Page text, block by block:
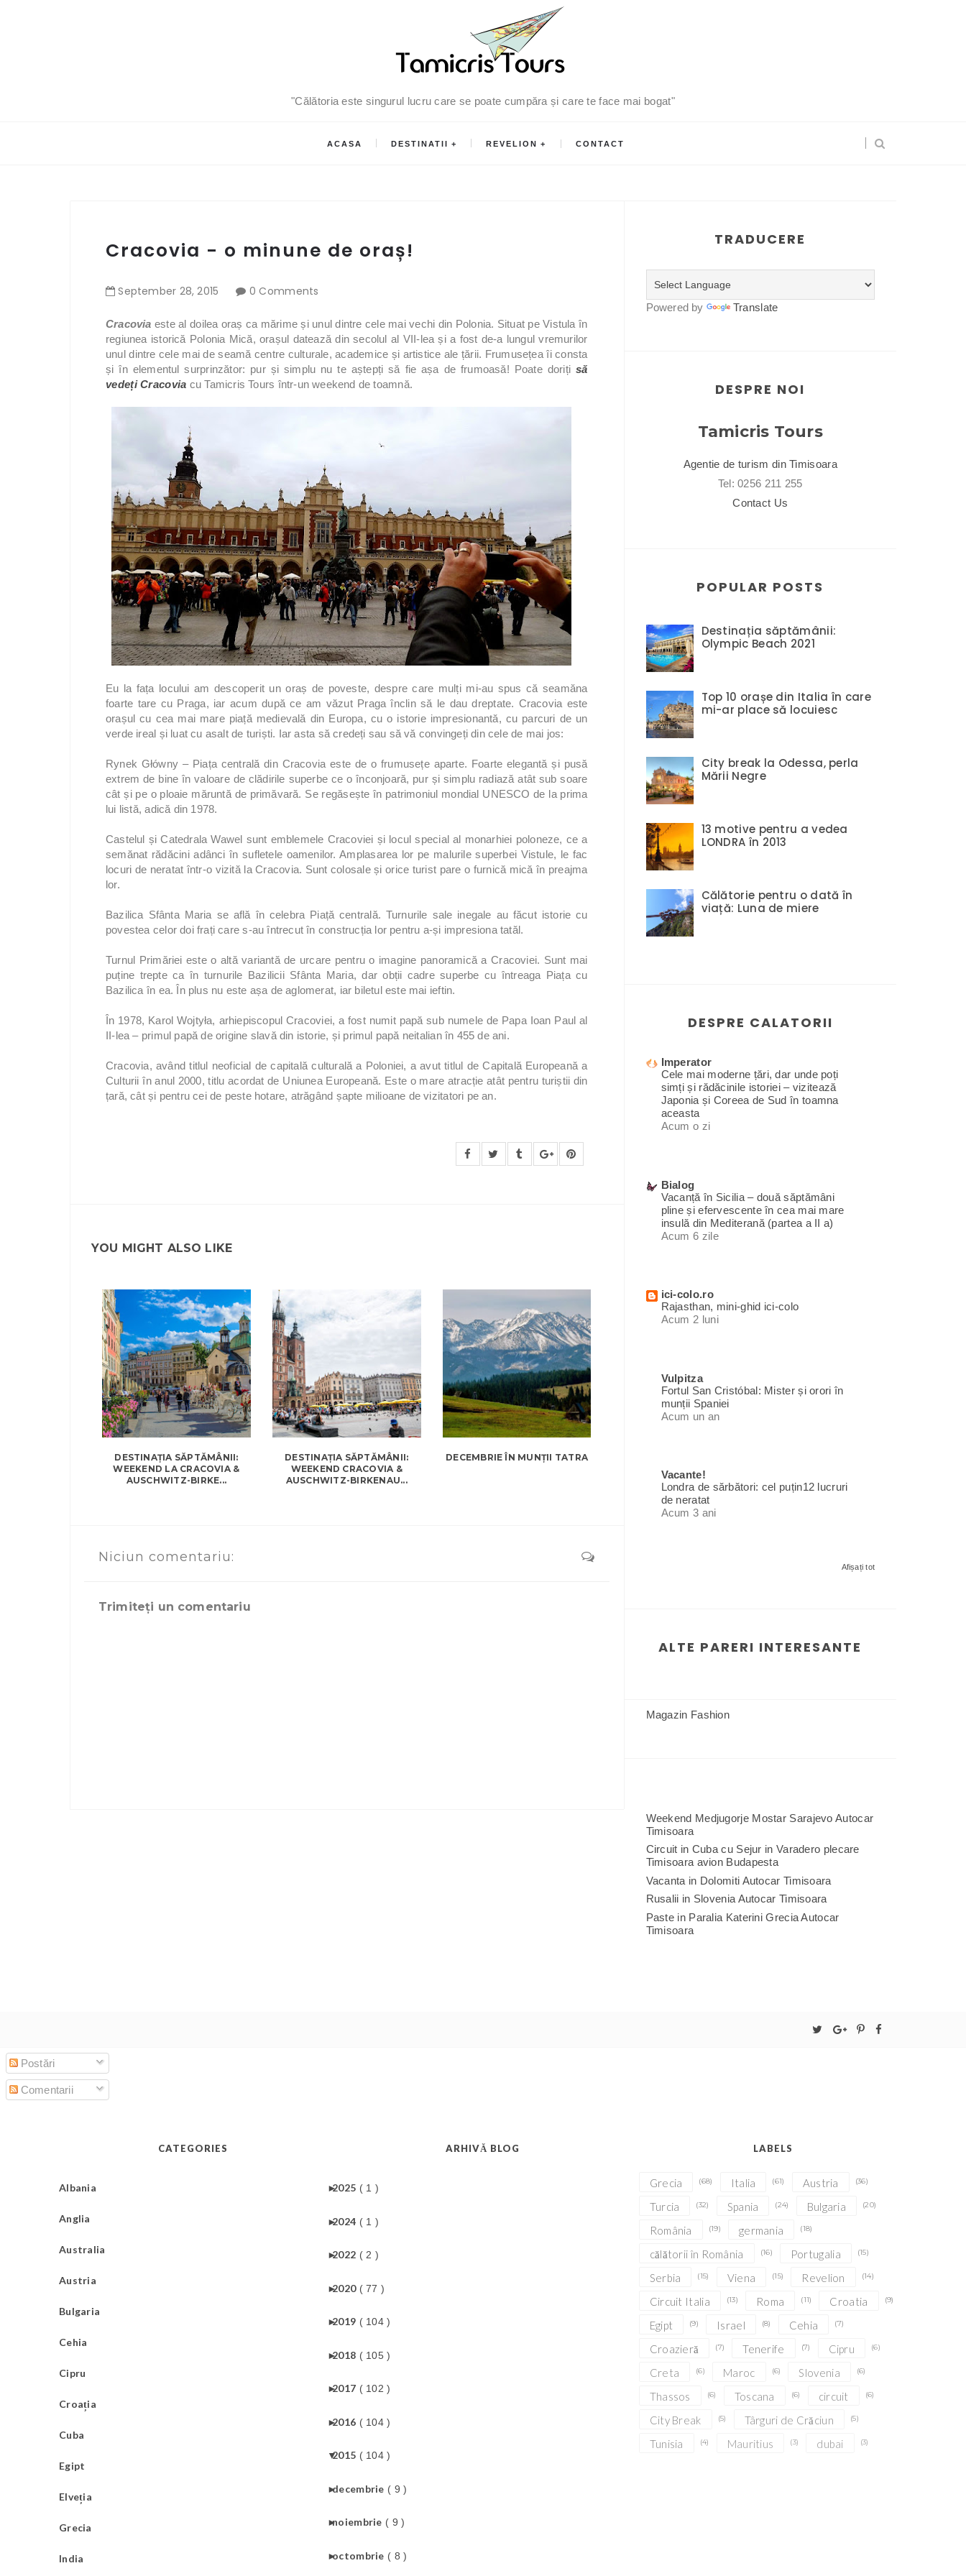
"Călătoria este singurul lucru care se poate cumpăra și care te face mai bogat"
ACASA DESTINATII REVELION CONTACT
Cracovia - o minune de oraș!
September 28,2015 0 Comments
Cracovia este al doilea oraș ca mărime și unul dintre cele mai vechi din Polonia. Situat pe Vistula în
regiunea istorică Polonia Mică, orașul datează din secolul al VII-lea și a fost de-a lungul vremurilor
unul dintre cele mai de seamă centre culturale, academice și artistice ale țării. Frumusețea îi consta
și în elementul surprinzător: pur și simplu nu te aștepți să fie așa de frumoasă! Poate doriți să
vedeți Cracovia cu Tamicris Tours într-un weekend de toamnă.
Eu la fața locului am descoperit un oraș de poveste, despre care mulți mi-au spus că seamăna
foarte tare cu Praga, iar acum după ce am văzut Praga înclin să le dau dreptate. Cracovia este
orașul cu cea mai mare piață medievală din Europa, cu o istorie impresionantă, cu parcuri de un
verde ireal și luat cu asalt de turiști. Iar asta să credeți sau să vă convingeți din cele de mai jos:
Rynek Główny – Piața centrală din Cracovia este de o frumusețe aparte. Foarte elegantă și pusă
extrem de bine în valoare de clădirile superbe ce o înconjoară, pur și simplu radiază atât sub soare
cât și pe o ploaie măruntă de primăvară. Se regăsește în patrimoniul mondial UNESCO de la prima
lui listă, adică din 1978.
Castelul și Catedrala Wawel sunt emblemele Cracoviei și locul special al monarhiei poloneze, ce a
semănat rădăcini adânci în sufletele oamenilor. Amplasarea lor pe malurile superbei Vistule, le fac
locuri de neratat într-o vizită la Cracovia. Sunt colosale și orice turist pare o furnică mică în preajma
lor.
Bazilica Sfânta Maria se află în celebra Piață centrală. Turnurile sale inegale au făcut istorie cu
povestea celor doi frați care s-au întrecut în construcția lor pentru a-și impresiona tatăl.
Turnul Primăriei este o altă variantă de urcare pentru o imagine panoramică a Cracoviei. Sunt mai
puține trepte ca în turnurile Bazilicii Sfânta Maria, dar obții cadre superbe cu întreaga Piața cu
Bazilica în ea. În plus nu este așa de aglomerat, iar biletul este mai ieftin.
În 1978, Karol Wojtyła, arhiepiscopul Cracoviei, a fost numit papă sub numele de Papa Ioan Paul al
II-lea – primul papă de origine slavă din istorie, și primul papă neitalian în 455 de ani.
Cracovia, având titlul neoficial de capitală culturală a Poloniei, a avut titlul de Capitală Europeană a
Culturii în anul 2000, titlu acordat de Uniunea Europeană. Este o mare atracție atât pentru turiștii din
țară, cât și pentru cei de peste hotare, atrăgând șapte milioane de vizitatori pe an.
YOU MIGHT ALSO LIKE
DESTINAȚIA SĂPTĂMÂNII:
WEEKEND LA CRACOVIA &
AUSCHWITZ-BIRKE...
DESTINAȚIA SĂPTĂMÂNII:
WEEKEND CRACOVIA &
AUSCHWITZ-BIRKENAU...
DECEMBRIE ÎN MUNȚII TATRA
Niciun comentariu:
Trimiteți un comentariu
TRADUCERE
Powered by Translate
DESPRE NOI
Tamicris Tours
Agentie de turism din Timisoara
Tel: 0256 211 255
Contact Us
POPULAR POSTS
Destinația săptămânii:
Olympic Beach 2021
Top 10 orașe din Italia în care
mi-ar place să locuiesc
City break la Odessa, perla
Mării Negre
13 motive pentru a vedea
LONDRA în 2013
Călătorie pentru o dată în
viață: Luna de miere
DESPRE CALATORII
Imperator
Cele mai moderne țări, dar unde poți
simți și rădăcinile istoriei – vizitează
Japonia și Coreea de Sud în toamna
aceasta
Acum o zi
Bialog
Vacanță în Sicilia – două săptămâni
pline și efervescente în cea mai mare
insulă din Mediterană (partea a II a)
Acum 6 zile
ici-colo.ro
Rajasthan, mini-ghid ici-colo
Acum 2 luni
Vulpitza
Fortul San Cristóbal: Mister și orori în
munții Spaniei
Acum un an
Vacante!
Londra de sărbători: cel puțin12 lucruri
de neratat
Acum 3 ani
Afișați tot
ALTE PARERI INTERESANTE
Magazin Fashion
Weekend Medjugorje Mostar Sarajevo Autocar
Timisoara
Circuit in Cuba cu Sejur in Varadero plecare
Timisoara avion Budapesta
Vacanta in Dolomiti Autocar Timisoara
Rusalii in Slovenia Autocar Timisoara
Paste in Paralia Katerini Grecia Autocar
Timisoara
Postări
Comentarii
CATEGORIES
Albania
Anglia
Australia
Austria
Bulgaria
Cehia
Cipru
Croația
Cuba
Egipt
Elveția
Grecia
India
ARHIVĂ BLOG
►
2025 ( 1 )
►
2024 ( 1 )
►
2022 ( 2 )
►
2020 ( 77 )
►
2019 ( 104 )
►
2018 ( 105 )
►
2017 ( 102 )
►
2016 ( 104 )
▼
2015 ( 104 )
►
decembrie ( 9 )
►
noiembrie ( 9 )
►
octombrie ( 8 )
LABELS
Grecia (68) Italia (61) Austria (36)
Turcia (32) Spania (24) Bulgaria (20)
România (19) germania (18)
călătorii în România (16) Portugalia (15)
Serbia (15) Viena (15) Revelion (14)
Circuit Italia (13) Roma (11) Croatia (9)
Egipt (9) Israel (8) Cehia (7)
Croazieră (7) Tenerife (7) Cipru (6)
Creta (6) Maroc (6) Slovenia (6)
Thassos (6) Toscana (6) circuit (6)
City Break (5) Târguri de Crăciun (5)
Tunisia (4) Mauritius (3) dubai (3)